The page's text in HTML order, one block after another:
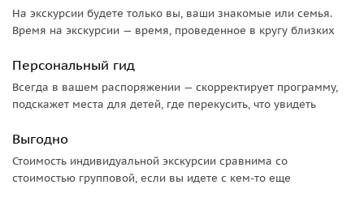
На экскурсии будете только вы, ваши знакомые или семья.
Время на экскурсии — время, проведенное в кругу близких
Персональный гид
Всегда в вашем распоряжении — скорректирует программу,
подскажет места для детей, где перекусить, что увидеть
Выгодно
Стоимость индивидуальной экскурсии сравнима со
стоимостью групповой, если вы идете с кем-то еще